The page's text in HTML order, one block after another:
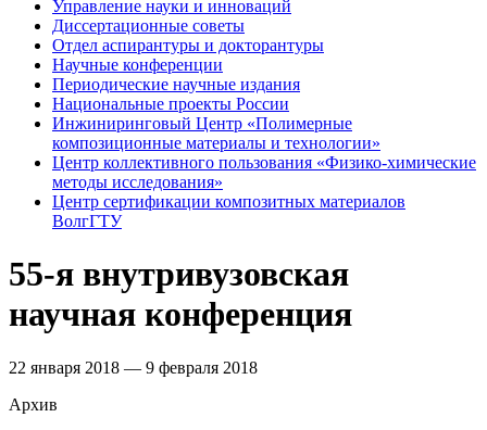
Управление науки и инноваций
Диссертационные советы
Отдел аспирантуры и докторантуры
Научные конференции
Периодические научные издания
Национальные проекты России
Инжиниринговый Центр «Полимерные
композиционные материалы и технологии»
Центр коллективного пользования «Физико-химические
методы исследования»
Центр сертификации композитных материалов
ВолгГТУ
55-я внутривузовская
научная конференция
22 января 2018 — 9 февраля 2018
Архив